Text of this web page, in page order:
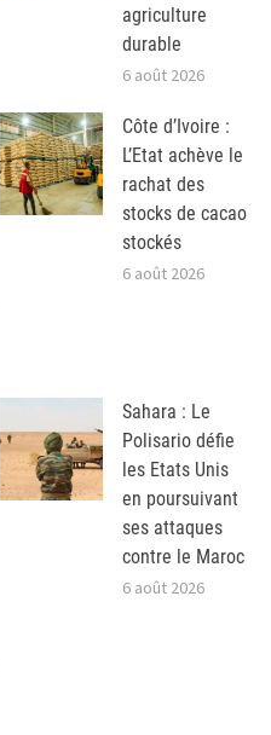
agriculture
durable
6 août 2026
Côte d’Ivoire :
L’Etat achève le
rachat des
stocks de cacao
stockés
6 août 2026
Sahara : Le
Polisario défie
les Etats Unis
en poursuivant
ses attaques
contre le Maroc
6 août 2026